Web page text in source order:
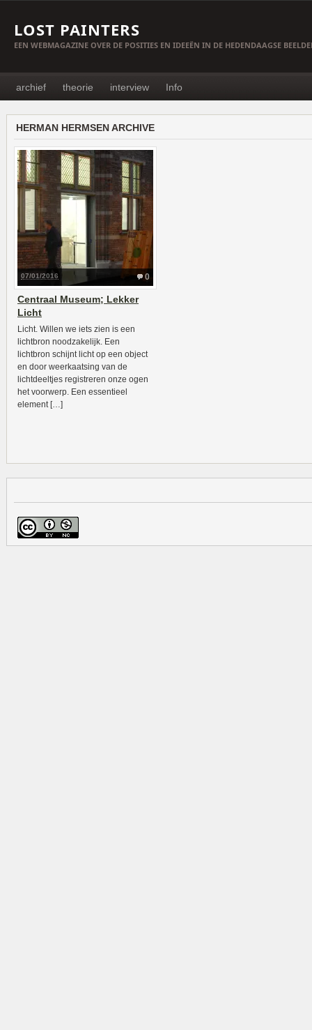
LOST PAINTERS
EEN WEBMAGAZINE OVER DE POSITIES EN IDEEËN IN DE HEDENDAAGSE
archief theorie interview Info
HERMAN HERMSEN ARCHIVE
0
07/01/2016
Centraal Museum; Lekker
Licht
Licht. Willen we iets zien is een
lichtbron noodzakelijk. Een
lichtbron schijnt licht op een object
en door weerkaatsing van de
lichtdeeltjes registreren onze ogen
het voorwerp. Een essentieel
element […]